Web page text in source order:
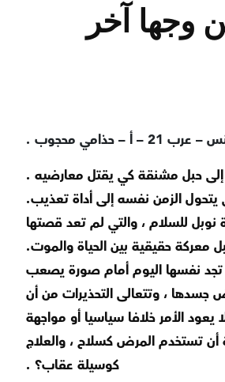
آخر
21 – أ – حذامي محجوب .
إلى حبل مشنقة كي يقتل معارضيه .
الزمن نفسه إلى أداة تعذيب.
نوبل للسلام ، والتي لم تعد قصتها
حقيقية بين الحياة والموت.
، تجد نفسها اليوم أمام صورة يصعب
جسدها ، وتتعالى التحذيرات من أن
يعود الأمر خلافا سياسيا أو مواجهة
أن تستخدم المرض كسلاح ، والعلاج
كوسيلة عقاب؟ .